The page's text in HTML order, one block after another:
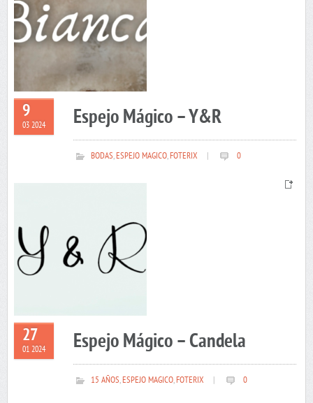
9
03 2024 Espejo Mágico – Y&R
BODAS,ESPEJO MAGICO,FOTERIX 0
27
01 2024 Espejo Mágico – Candela
15 AÑOS,ESPEJO MAGICO,FOTERIX 0